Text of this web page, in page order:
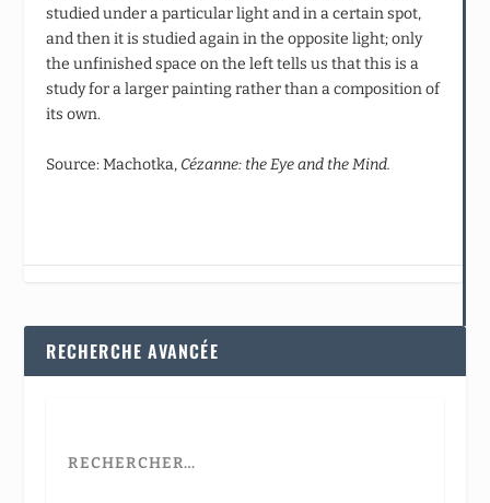
studied under a particular light and in a certain spot,
and then it is studied again in the opposite light; only
the unfinished space on the left tells us that this is a
study for a larger painting rather than a composition of
its own.
Source: Machotka, Cézanne: the Eye and the Mind.
RECHERCHE AVANCÉE